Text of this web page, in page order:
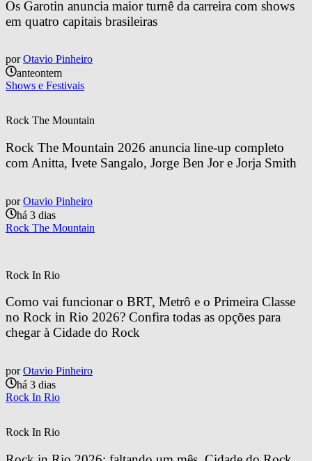
Os Garotin anuncia maior turnê da carreira com shows
em quatro capitais brasileiras
por Otavio Pinheiro
anteontem
Shows e Festivais
Rock The Mountain
Rock The Mountain 2026 anuncia line-up completo
com Anitta, Ivete Sangalo, Jorge Ben Jor e Jorja Smith
por Otavio Pinheiro
há 3 dias
Rock The Mountain
Rock In Rio
Como vai funcionar o BRT, Metrô e o Primeira Classe
no Rock in Rio 2026? Confira todas as opções para
chegar à Cidade do Rock
por Otavio Pinheiro
há 3 dias
Rock In Rio
Rock In Rio